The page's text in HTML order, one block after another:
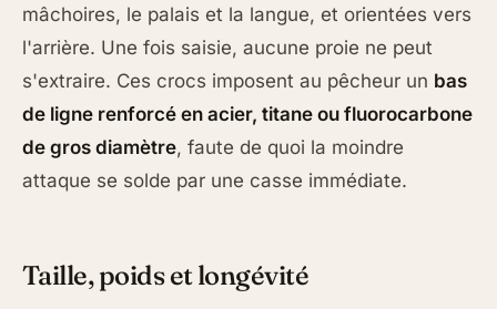
mâchoires, le palais et la langue, et orientées vers
l'arrière. Une fois saisie, aucune proie ne peut
s'extraire. Ces crocs imposent au pêcheur un bas
de ligne renforcé en acier, titane ou fluorocarbone
de gros diamètre, faute de quoi la moindre
attaque se solde par une casse immédiate.
Taille, poids et longévité